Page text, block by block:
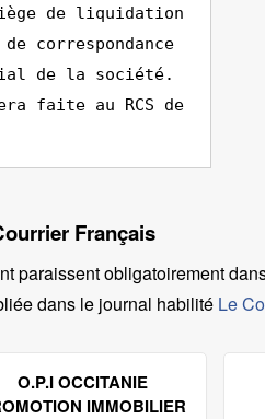
de liquidation
correspondance
de la société.
faite au RCS de
Français
paraissent obligatoirement
dans le journal habilité Le
O.P.I OCCITANIE
IMMOBILIER